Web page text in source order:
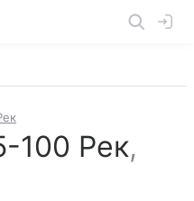
100 Рек,